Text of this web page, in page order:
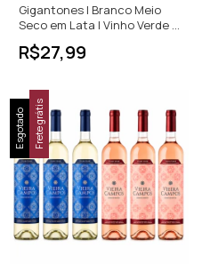
Gigantones | Branco Meio
Seco em Lata | Vinho Verde |
R$27,99
Esgotado Frete grátis